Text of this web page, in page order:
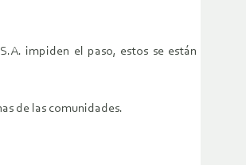
impiden el paso, estos se están
de las comunidades.